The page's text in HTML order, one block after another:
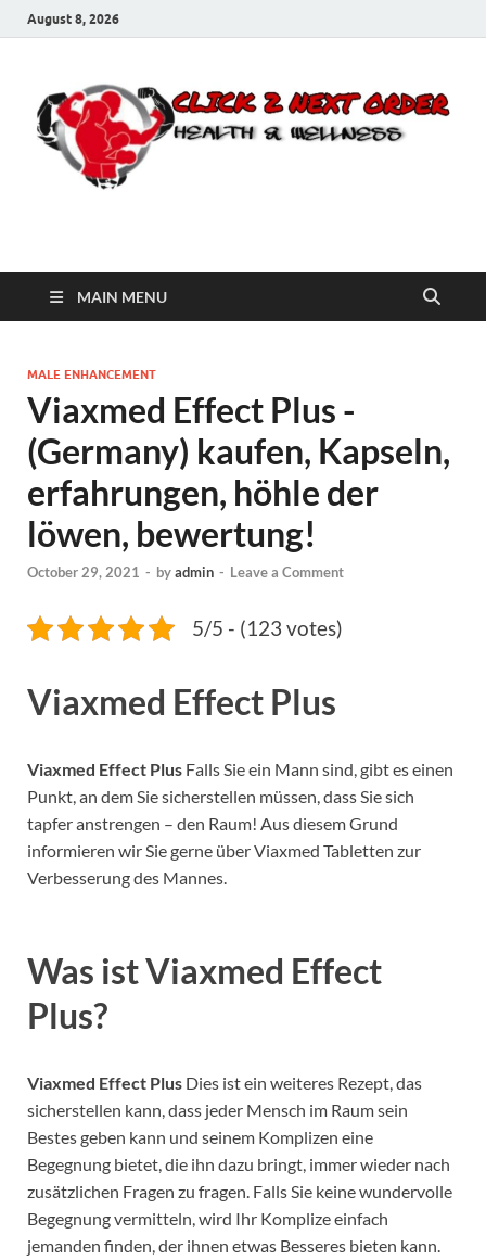
August 8, 2026
Click 2 Next Order
MAIN MENU
MALE ENHANCEMENT
Viaxmed Effect Plus -
(Germany) kaufen, Kapseln,
erfahrungen, höhle der
löwen, bewertung!
October 29, 2021 - byadmin - Leave a Comment
5/5 - (123 votes)
Viaxmed Effect Plus
Viaxmed Effect Plus Falls Sie ein Mann sind, gibt es einen
Punkt, an dem Sie sicherstellen müssen, dass Sie sich
tapfer anstrengen – den Raum! Aus diesem Grund
informieren wir Sie gerne über Viaxmed Tabletten zur
Verbesserung des Mannes.
Was ist Viaxmed Effect
Plus?
Viaxmed Effect Plus Dies ist ein weiteres Rezept, das
sicherstellen kann, dass jeder Mensch im Raum sein
Bestes geben kann und seinem Komplizen eine
Begegnung bietet, die ihn dazu bringt, immer wieder nach
zusätzlichen Fragen zu fragen. Falls Sie keine wundervolle
Begegnung vermitteln, wird Ihr Komplize einfach
jemanden finden, der ihnen etwas Besseres bieten kann.